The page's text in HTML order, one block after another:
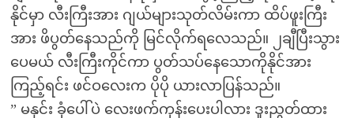
နိုင်မှာ လီးကြီးအား ဂျယ်များသုတ်လိမ်းကာ ထိပ်ဖူးကြီး
အား ဖိပွတ်နေသည်ကို မြင်လိုက်ရလေသည်။ ၂ချီပြီးသွား
ပေမယ် လီးကြီးကိုင်ကာ ပွတ်သပ်နေသောကိုနိုင်အား
ကြည့်ရင်း ဖင်ဝလေးက ပိုပို ယားလာပြန်သည်။
” မနှင်း ခုံပေါ်ပဲ လေးဖက်ကုန်းပေးပါလား ဒူးညွတ်ထား